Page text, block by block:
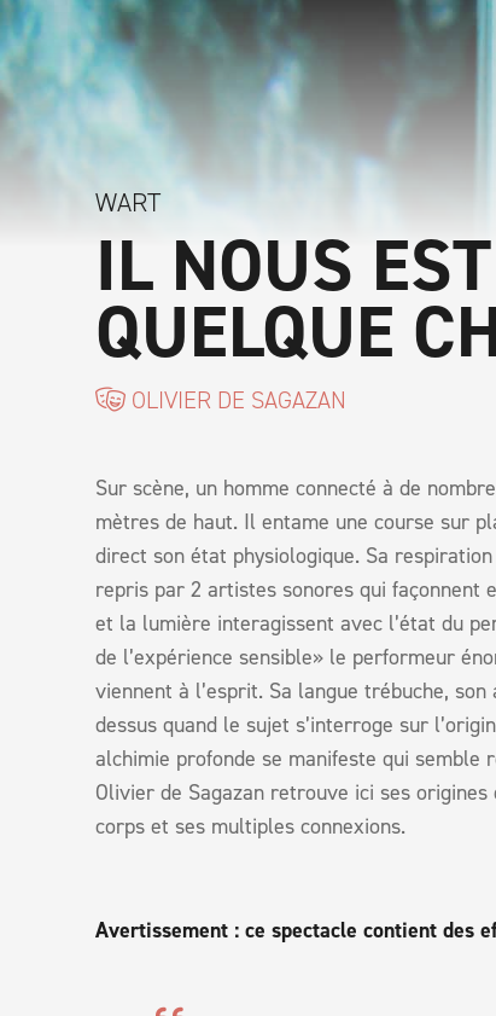
WART
IL NOUS
QUELQUE
OLIVIER DE SAGAZAN
Sur scène, un homme connecté à de
mètres de haut. Il entame une course sur
direct son état physiologique. Sa
repris par 2 artistes sonores qui façonnent
et la lumière interagissent avec l’état du
de l’expérience sensible» le performeur
viennent à l’esprit. Sa langue trébuche,
dessus quand le sujet s’interroge sur
alchimie profonde se manifeste qui
Olivier de Sagazan retrouve ici ses
corps et ses multiples connexions.
Avertissement : ce spectacle contient des